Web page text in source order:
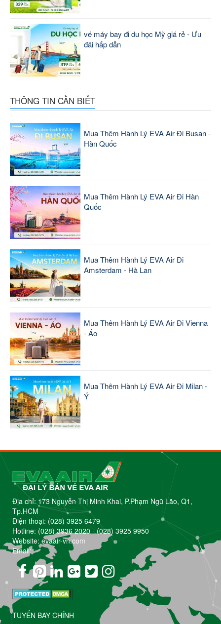
vé máy bay đi du học Mỹ giá rẻ - Ưu
đãi hấp dẫn
THÔNG TIN CẦN BIẾT
Mua Thêm Hành Lý EVA Air Đi Busan -
Hàn Quốc
Mua Thêm Hành Lý EVA Air Đi Hàn
Quốc
Mua Thêm Hành Lý EVA Air Đi
Amsterdam - Hà Lan
Mua Thêm Hành Lý EVA Air Đi Vienna
- Áo
Mua Thêm Hành Lý EVA Air Đi Milan -
Ý
Địa chỉ: 173 Nguyễn Thị Minh Khai, P.Phạm Ngũ Lão, Q1,
Tp.HCM
Điện thoại: (028) 3925 6479
Hotline: (028) 3936 2020-(028) 3925 9950
Website: evaair-vn.com
Email:
TUYẾN BAY CHÍNH